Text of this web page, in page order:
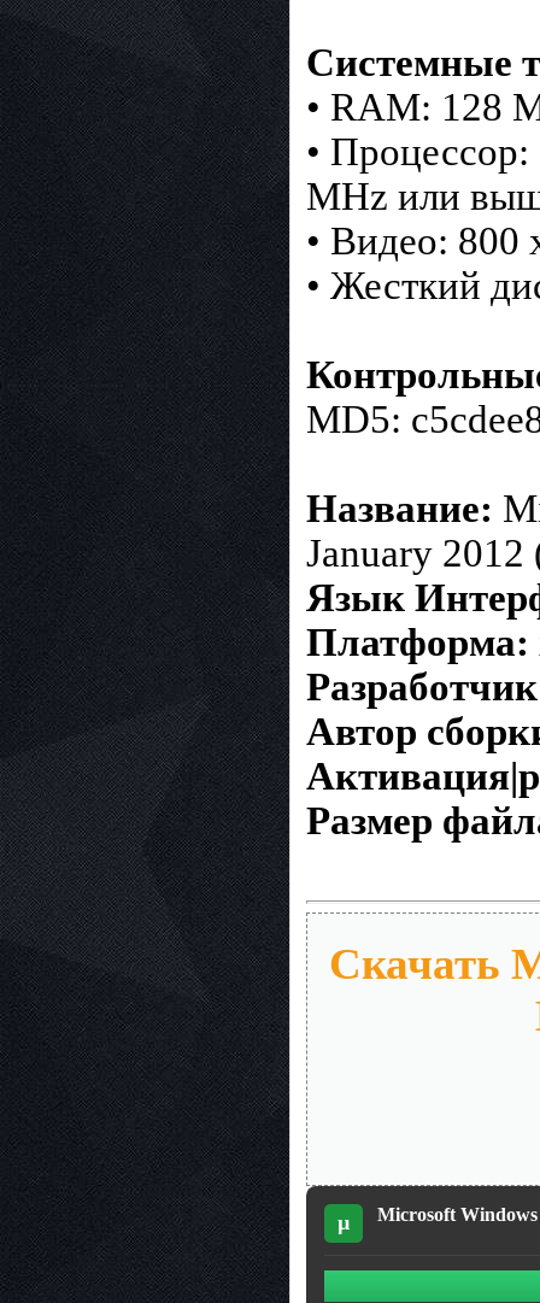
Системные
• RAM: 128
•
MHz или
• Видео: 800
• Жесткий
MD5:
Название:
January
Язык
Платформа:
Автор
Размер
Скачать
µ Microsoft